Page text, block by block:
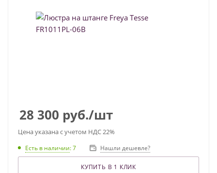
28 300 руб./шт
Цена указана с учетом НДС 22%
Есть в наличии: 7 Нашли дешевле?
КУПИТЬ В 1 КЛИК